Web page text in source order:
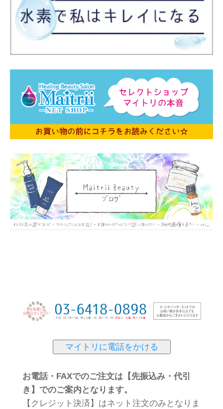
マイトリに電話をかける
お電話・FAXでのご注文は【先振込み・代引
き】でのご案内となります。
【クレジット決済】はネット注文のみとなりま